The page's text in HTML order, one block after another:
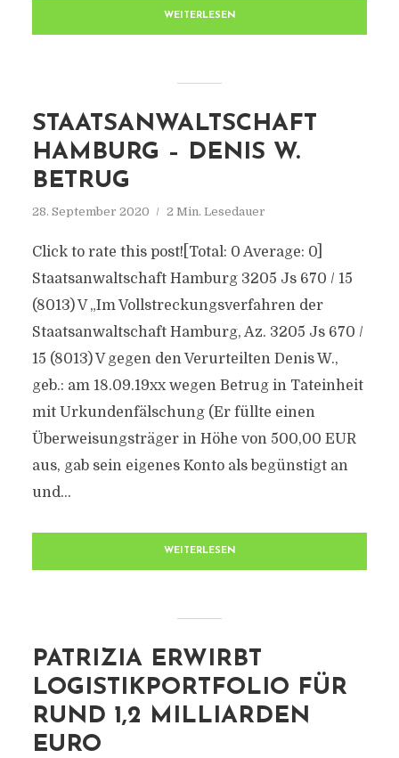
WEITERLESEN
STAATSANWALTSCHAFT
HAMBURG – DENIS W.
BETRUG
28. September 2020 2 Min. Lesedauer
Click to rate this post![Total: 0 Average: 0]
Staatsanwaltschaft Hamburg 3205 Js 670 / 15
(8013) V „Im Vollstreckungsverfahren der
Staatsanwaltschaft Hamburg, Az. 3205 Js 670 /
15 (8013) V gegen den Verurteilten Denis W.,
geb.: am 18.09.19xx wegen Betrug in Tateinheit
mit Urkundenfälschung (Er füllte einen
Überweisungsträger in Höhe von 500,00 EUR
aus, gab sein eigenes Konto als begünstigt an
und...
WEITERLESEN
PATRIZIA ERWIRBT
LOGISTIKPORTFOLIO FÜR
RUND 1,2 MILLIARDEN
EURO